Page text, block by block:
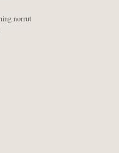
norrut